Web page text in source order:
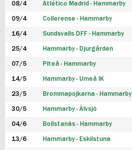
08/4 Atlético Madrid - Hammarby
09/4 Collerense - Hammarby
16/4 Sundsvalls DFF - Hammarby
25/4 Hammarby - Djurgården
07/5 Piteå - Hammarby
14/5 Hammarby - Umeå IK
23/5 Brommapojkarna - Hammarby
30/5 Hammarby - Älvsjö
04/6 Bollstanäs - Hammarby
13/6 Hammarby - Eskilstuna